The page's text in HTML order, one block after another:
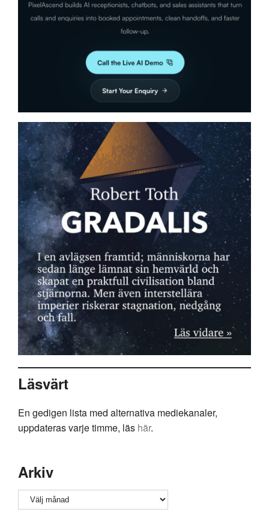
Läsvärt
En gedigen lista med alternativa mediekanaler,
uppdateras varje timme, läs här.
Arkiv
Arkiv